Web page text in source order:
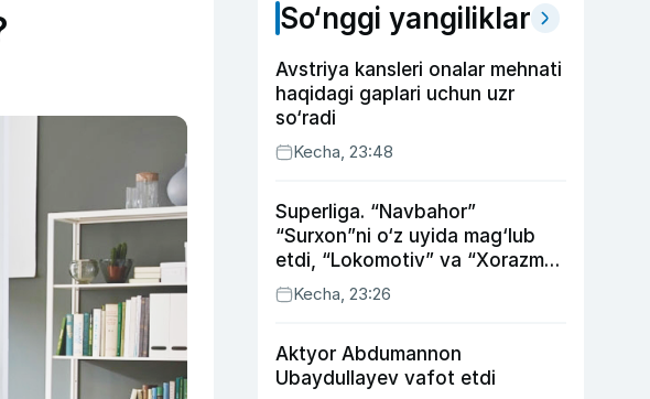
So‘nggi yangiliklar
Avstriya kansleri onalar mehnati
haqidagi gaplari uchun uzr
so‘radi
Kecha, 23:48
Superliga. “Navbahor”
“Surxon”ni o‘z uyida mag‘lub
etdi, “Lokomotiv” va “Xorazm”
uyda g‘alaba qozondi
Kecha, 23:26
Aktyor Abdu­mannon
Ubaydullayev vafot etdi